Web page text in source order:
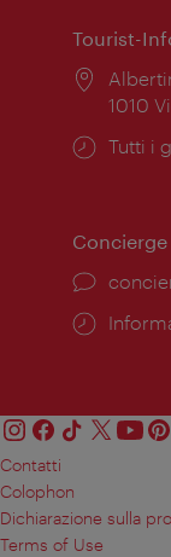
Tourist-
1010
Orari
Tutti i
Ort:
Contatti
Colophon
Dichiarazione sulla
Terms of Use